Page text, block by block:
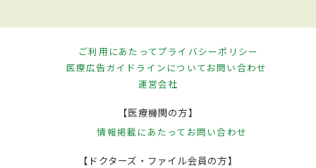
ご利用にあたってプライバシーポリシー
医療広告ガイドラインについてお問い合わせ
運営会社
【医療機関の方】
情報掲載にあたって お問い合わせ
【ドクターズ・ファイル会員の方】